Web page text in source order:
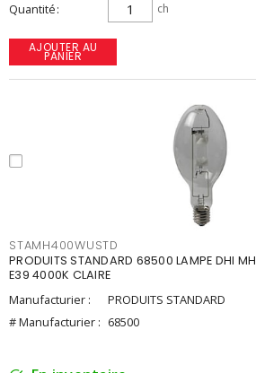
Quantité ch
AJOUTER AU
PANIER
STAMH400WUSTD
PRODUITS STANDARD 68500 LAMPE DHI
E39 4000K CLAIRE
Manufacturier :
PRODUITS STANDARD
# Manufacturier : 68500